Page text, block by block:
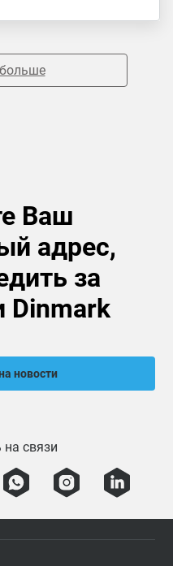
Ваш
адрес,
за
Dinmark
новости
на связи